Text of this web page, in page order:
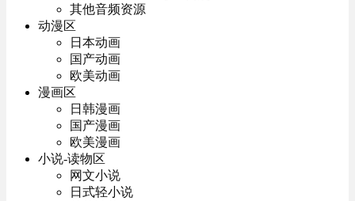
其他音频资源
动漫区
日本动画
国产动画
欧美动画
漫画区
日韩漫画
国产漫画
欧美漫画
小说-读物区
网文小说
日式轻小说